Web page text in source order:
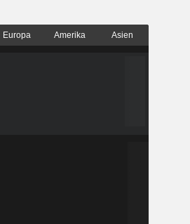
Europa Amerika Asien